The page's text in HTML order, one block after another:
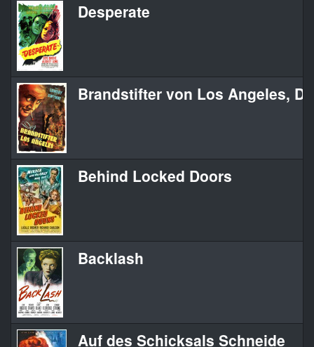
Desperate
Brandstifter von Los Angeles,
Behind Locked Doors
Backlash
Auf des Schicksals Schneide